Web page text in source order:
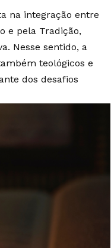
na integração entre
e pela Tradição,
Nesse sentido, a
teológicos e
dos desafios